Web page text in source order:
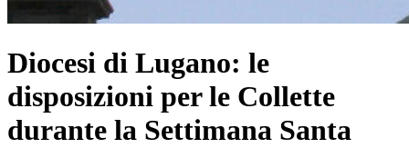
Diocesi di Lugano: le
disposizioni per le Collette
durante la Settimana Santa